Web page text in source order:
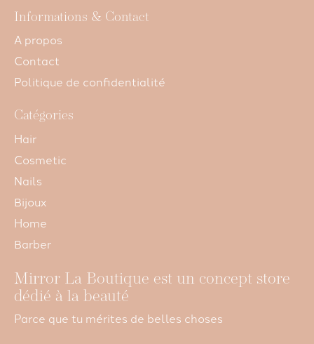
Informations & Contact
A propos
Contact
Politique de confidentialité
Catégories
Hair
Cosmetic
Nails
Bijoux
Home
Barber
Mirror La Boutique est un concept store
dédié à la beauté
Parce que tu mérites de belles choses